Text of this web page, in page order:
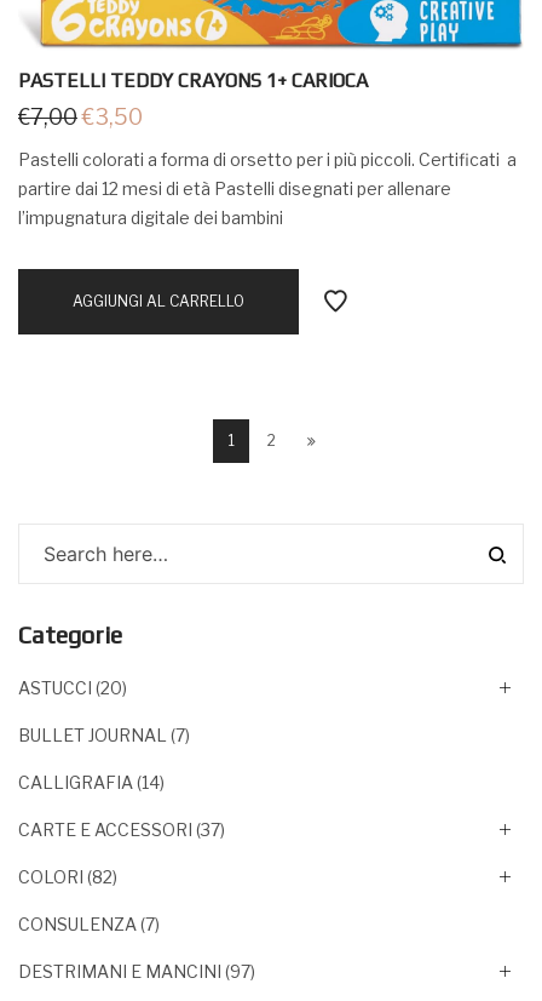
PASTELLI TEDDY CRAYONS 1+ CARIOCA
€7,00€3,50
Pastelli colorati a forma di orsetto per i più piccoli. Certificati a
partire dai 12 mesi di età Pastelli disegnati per allenare
l’impugnatura digitale dei bambini
AGGIUNGI AL CARRELLO
1 2
Categorie
ASTUCCI (20)
BULLET JOURNAL (7)
CALLIGRAFIA (14)
CARTE E ACCESSORI (37)
COLORI (82)
CONSULENZA (7)
DESTRIMANI E MANCINI (97)